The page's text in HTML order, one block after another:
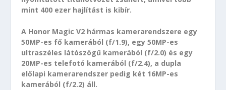
mint 400 ezer hajlítást is kibír.
A Honor Magic V2 hármas kamerarendszere egy
50MP-es fő kamerából (f/1.9), egy 50MP-es
ultraszéles látószögű kamerából (f/2.0) és egy
20MP-es telefotó kamerából (f/2.4), a dupla
előlapi kamerarendszer pedig két 16MP-es
kamerából (f/2.2) áll.